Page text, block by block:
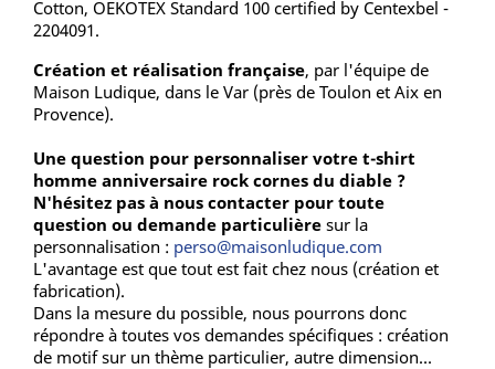
Cotton, OEKOTEX Standard 100 certified by Centexbel -
2204091.
Création et réalisation française, par l'équipe de
Maison Ludique, dans le Var (près de Toulon et Aix en
Provence).
Une question pour personnaliser votre t-shirt
homme anniversaire rock cornes du diable ?
N'hésitez pas à nous contacter pour toute
question ou demande particulière sur la
personnalisation : perso@maisonludique.com
L'avantage est que tout est fait chez nous (création et
fabrication).
Dans la mesure du possible, nous pourrons donc
répondre à toutes vos demandes spécifiques : création
de motif sur un thème particulier, autre dimension...